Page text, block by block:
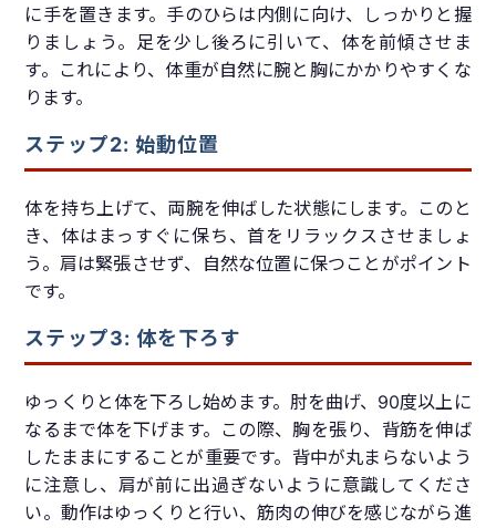
に手を置きます。手のひらは内側に向け、しっかりと握
りましょう。足を少し後ろに引いて、体を前傾させま
す。これにより、体重が自然に腕と胸にかかりやすくな
ります。
ステップ2: 始動位置
体を持ち上げて、両腕を伸ばした状態にします。このと
き、体はまっすぐに保ち、首をリラックスさせましょ
う。肩は緊張させず、自然な位置に保つことがポイント
です。
ステップ3: 体を下ろす
ゆっくりと体を下ろし始めます。肘を曲げ、90度以上に
なるまで体を下げます。この際、胸を張り、背筋を伸ば
したままにすることが重要です。背中が丸まらないよう
に注意し、肩が前に出過ぎないように意識してくださ
い。動作はゆっくりと行い、筋肉の伸びを感じながら進